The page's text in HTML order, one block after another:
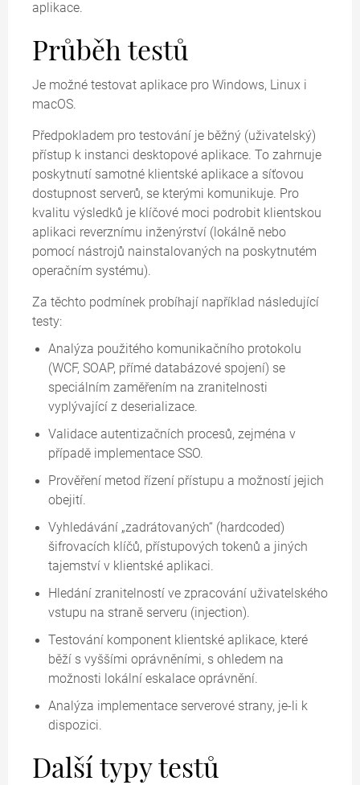
aplikace.
Průběh testů
Je možné testovat aplikace pro Windows, Linux i
macOS.
Předpokladem pro testování je běžný (uživatelský)
přístup k instanci desktopové aplikace. To zahrnuje
poskytnutí samotné klientské aplikace a síťovou
dostupnost serverů, se kterými komunikuje. Pro
kvalitu výsledků je klíčové moci podrobit klientskou
aplikaci reverznímu inženýrství (lokálně nebo
pomocí nástrojů nainstalovaných na poskytnutém
operačním systému).
Za těchto podmínek probíhají například následující
testy:
Analýza použitého komunikačního protokolu
(WCF, SOAP, přímé databázové spojení) se
speciálním zaměřením na zranitelnosti
vyplývající z deserializace.
Validace autentizačních procesů, zejména v
případě implementace SSO.
Prověření metod řízení přístupu a možností jejich
obejití.
Vyhledávání zadrátovaných (hardcoded)
šifrovacích klíčů, přístupových tokenů a jiných
tajemství v klientské aplikaci.
Hledání zranitelností ve zpracování uživatelského
vstupu na straně serveru (injection).
Testování komponent klientské aplikace, které
běží s vyššími oprávněními, s ohledem na
možnosti lokální eskalace oprávnění.
Analýza implementace serverové strany, je-li k
dispozici.
Další typy testů